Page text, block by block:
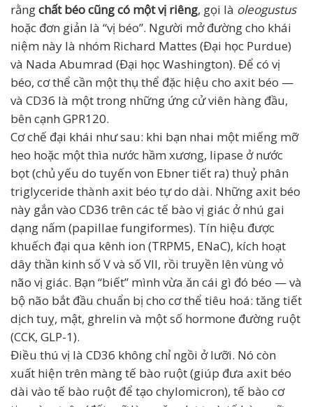
rằngchất béo cũng có một vị riêng, gọi là oleogustus
hoặc đơn giản là “vị béo”. Người mở đường cho khái
niệm này là nhóm Richard Mattes (Đại học Purdue)
và Nada Abumrad (Đại học Washington). Để có vị
béo, cơ thể cần một thụ thể đặc hiệu cho axit béo —
và CD36 là một trong những ứng cử viên hàng đầu,
bên cạnh GPR120.
Cơ chế đại khái như sau: khi bạn nhai một miếng mỡ
heo hoặc một thìa nước hầm xương, lipase ở nước
bọt (chủ yếu do tuyến von Ebner tiết ra) thuỷ phân
triglyceride thành axit béo tự do dài. Những axit béo
này gắn vào CD36 trên các tế bào vị giác ở nhú gai
dạng nấm (papillae fungiformes). Tín hiệu được
khuếch đại qua kênh ion (TRPM5, ENaC), kích hoạt
dây thần kinh số V và số VII, rồi truyền lên vùng vỏ
não vị giác. Bạn “biết” mình vừa ăn cái gì đó béo — và
bộ não bắt đầu chuẩn bị cho cơ thể tiêu hoá: tăng tiết
dịch tuỵ, mật, ghrelin và một số hormone đường ruột
(CCK, GLP-1).
Điều thú vị là CD36 không chỉ ngồi ở lưỡi. Nó còn
xuất hiện trên màng tế bào ruột (giúp đưa axit béo
dài vào tế bào ruột để tạo chylomicron), tế bào cơ